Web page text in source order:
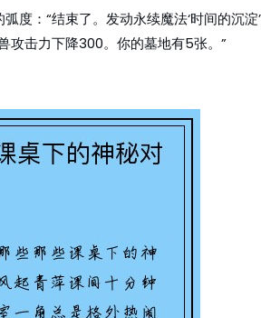
度：“结束了。发动永续魔法‘时间的沉淀
攻击力下降300。你的墓地有5张。”